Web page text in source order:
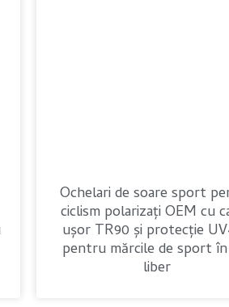
Ochelari de soare sport
ciclism polarizați OEM cu
ușor TR90 și protecție
pentru mărcile de sport
liber